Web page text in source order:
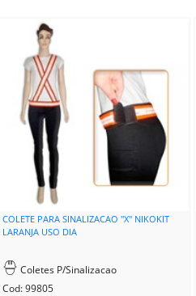
COLETE PARA SINALIZACAO "X" NIKOKIT
LARANJA USO DIA
Coletes P/Sinalizacao
Cod: 99805